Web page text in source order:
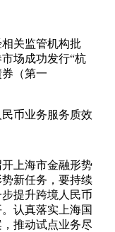
关监管机构批
场成功发行“杭
（第一
币业务服务质效
上海市金融形势
新任务，要持续
提升跨境人民币
认真落实上海国
推动试点业务尽